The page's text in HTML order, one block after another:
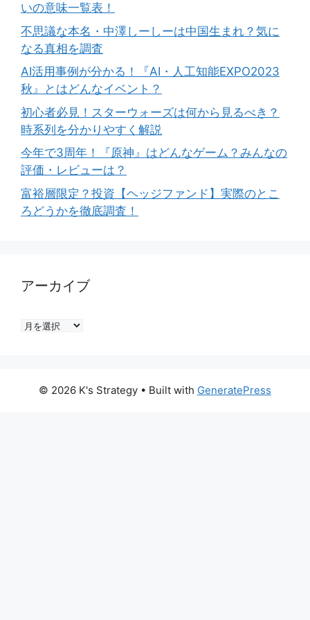
いの意味一覧表！
不思議な本名・中澤しーしーは中国生まれ？気に
なる真相を調査
AI活用事例が分かる！『AI・人工知能EXPO2023
秋』とはどんなイベント？
初心者必見！スターウォーズは何から見るべき？
時系列を分かりやすく解説
今年で3周年！『原神』はどんなゲーム？みんなの
評価・レビューは？
富裕層限定？投資【ヘッジファンド】実際のとこ
ろどうかを徹底調査！
アーカイブ
ア
© 2026 K's Strategy • Built with GeneratePress